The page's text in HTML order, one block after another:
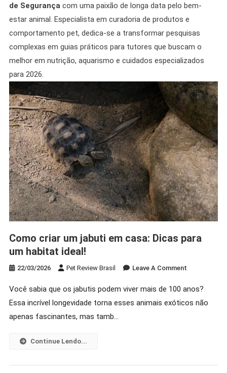
de Segurançacom uma paixão de longa data pelo bem-
estar animal. Especialista em curadoria de produtos e
comportamento pet, dedica-se a transformar pesquisas
complexas em guias práticos para tutores que buscam o
melhor em nutrição, aquarismo e cuidados especializados
para 2026.
Como criar um jabuti em casa: Dicas para
um habitat ideal!
22/03/2026 Pet Review Brasil Leave A CommentOn
Criar
Um
Você sabia que os jabutis podem viver mais de 100 anos?
Essa incrível longevidade torna esses animais exóticos não
apenas fascinantes, mas tamb…
Continue Lendo...